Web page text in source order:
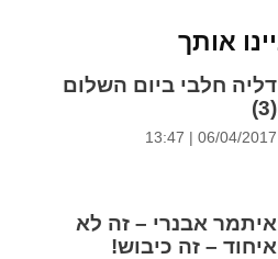
משוב
אותך
דליה חלבי ביום השלום
(3)
06/04/2017 | 13:47
איתמר אבנרי – זה לא
איחוד – זה כיבוש!